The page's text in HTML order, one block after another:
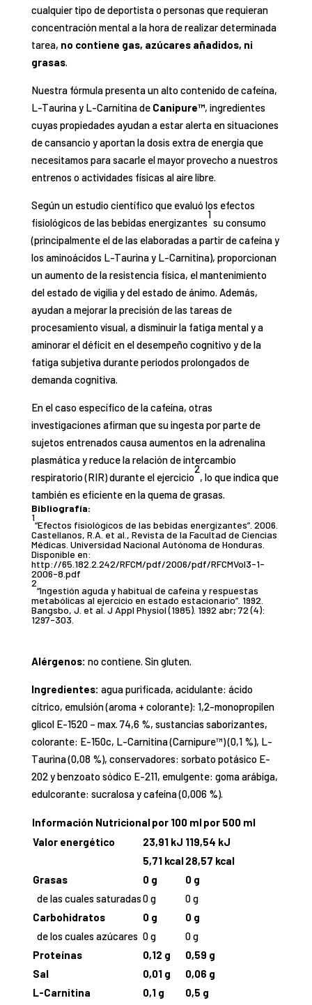
cualquier tipo de deportista o personas que requieran
concentración mental a la hora de realizar determinada
tarea, no contiene gas, azúcares añadidos, ni
grasas.
Nuestra fórmula presenta un alto contenido de cafeína,
L-Taurina y L-Carnitina de Canipure™, ingredientes
cuyas propiedades ayudan a estar alerta en situaciones
de cansancio y aportan la dosis extra de energía que
necesitamos para sacarle el mayor provecho a nuestros
entrenos o actividades físicas al aire libre.
Según un estudio científico que evaluó los efectos
fisiológicos de las bebidas energizantes
1
su consumo
(principalmente el de las elaboradas a partir de cafeína y
los aminoácidos L-Taurina y L-Carnitina), proporcionan
un aumento de la resistencia física, el mantenimiento
del estado de vigilia y del estado de ánimo. Además,
ayudan a mejorar la precisión de las tareas de
procesamiento visual, a disminuir la fatiga mental y a
aminorar el déficit en el desempeño cognitivo y de la
fatiga subjetiva durante periodos prolongados de
demanda cognitiva.
En el caso específico de la cafeína, otras
investigaciones afirman que su ingesta por parte de
sujetos entrenados causa aumentos en la adrenalina
plasmática y reduce la relación de intercambio
respiratorio (RIR) durante el ejercicio
2
, lo que indica que
también es eficiente en la quema de grasas.
Bibliografía:
1
“Efectos fisiológicos de las bebidas energizantes”. 2006.
Castellanos, R.A. et al., Revista de la Facultad de Ciencias
Médicas. Universidad Nacional Autónoma de Honduras.
Disponible en:
http://65.182.2.242/RFCM/pdf/2006/pdf/RFCMVol3-1-
2006-8.pdf
2
“Ingestión aguda y habitual de cafeína y respuestas
metabólicas al ejercicio en estado estacionario”. 1992.
Bangsbo, J. et al. J Appl Physiol (1985). 1992 abr; 72 (4):
1297-303.
Alérgenos: no contiene. Sin gluten.
Ingredientes: agua purificada, acidulante: ácido
cítrico, emulsión (aroma + colorante): 1,2-monopropilen
glicol E-1520 – max. 74,6 %, sustancias saborizantes,
colorante: E-150c, L-Carnitina (Carnipure™) (0,1 %), L-
Taurina (0,08 %), conservadores: sorbato potásico E-
202 y benzoato sódico E-211, emulgente: goma arábiga,
edulcorante: sucralosa y cafeína (0,006 %).
Información Nutricionalpor 100 mlpor 500 ml
Valor energético
23,91 kJ 119,54 kJ
5,71 kcal28,57 kcal
Grasas
0 g
0 g
de las cuales saturadas0 g
0 g
Carbohidratos
0 g
0 g
de los cuales azúcares 0 g
0 g
Proteínas
0,12 g
0,59 g
Sal
0,01 g
0,06 g
L-Carnitina
0,1 g 0,5 g